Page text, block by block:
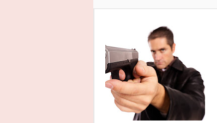
Basicamente porque, por trás de
uma má intenção, geralmente só
existem intenções ainda piores. É
improvável (para não me
aventurar no termo impossível)
que, por trás de uma má intenção,
exista uma boa intenção. Não se